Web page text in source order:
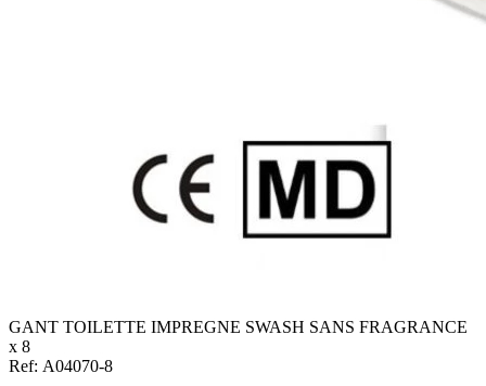
GANT TOILETTE IMPREGNE SWASH SANS FRAGRANCE
x 8
Ref: A04070-8